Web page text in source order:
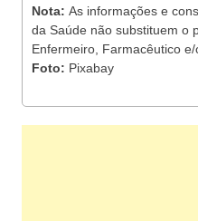
Nota: As informações e
da Saúde não substituem o
Enfermeiro, Farmacêutico e/
Foto: Pixabay